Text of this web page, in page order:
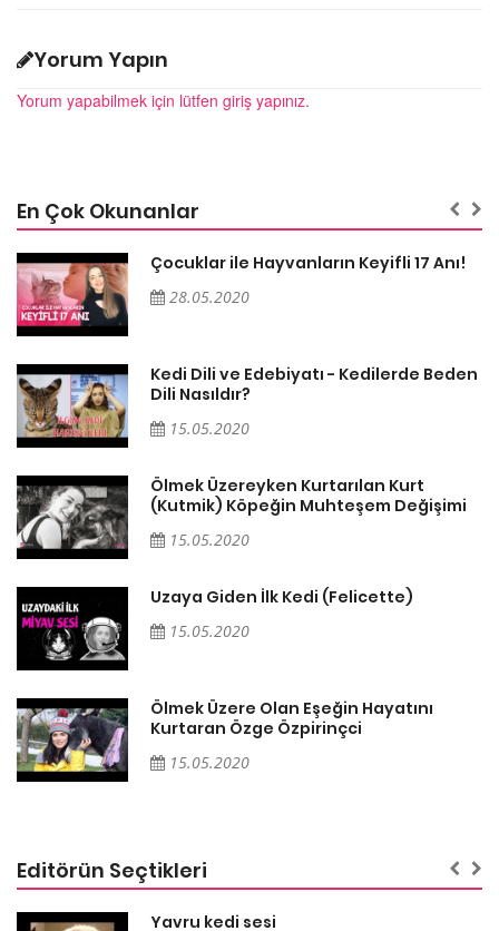
Yorum Yapın
Yorum yapabilmek için lütfen giriş yapınız.
En Çok Okunanlar
Çocuklar ile Hayvanların Keyifli 17 Anı!
28.05.2020
Kedi Dili ve Edebiyatı - Kedilerde Beden
Dili Nasıldır?
15.05.2020
Ölmek Üzereyken Kurtarılan Kurt
(Kutmik) Köpeğin Muhteşem Değişimi
15.05.2020
Uzaya Giden İlk Kedi (Felicette)
15.05.2020
Ölmek Üzere Olan Eşeğin Hayatını
Kurtaran Özge Özpirinçci
15.05.2020
Editörün Seçtikleri
Yavru kedi sesi